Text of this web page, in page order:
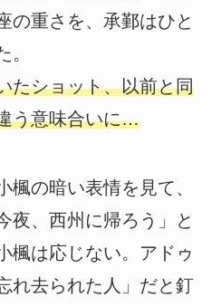
の重さを、承鄞はひと
。
たショット、以前と同
う意味合いに…
楓の暗い表情を見て、
夜、西州に帰ろう」と
楓は応じない。アドゥ
れ去られた人」だと釘